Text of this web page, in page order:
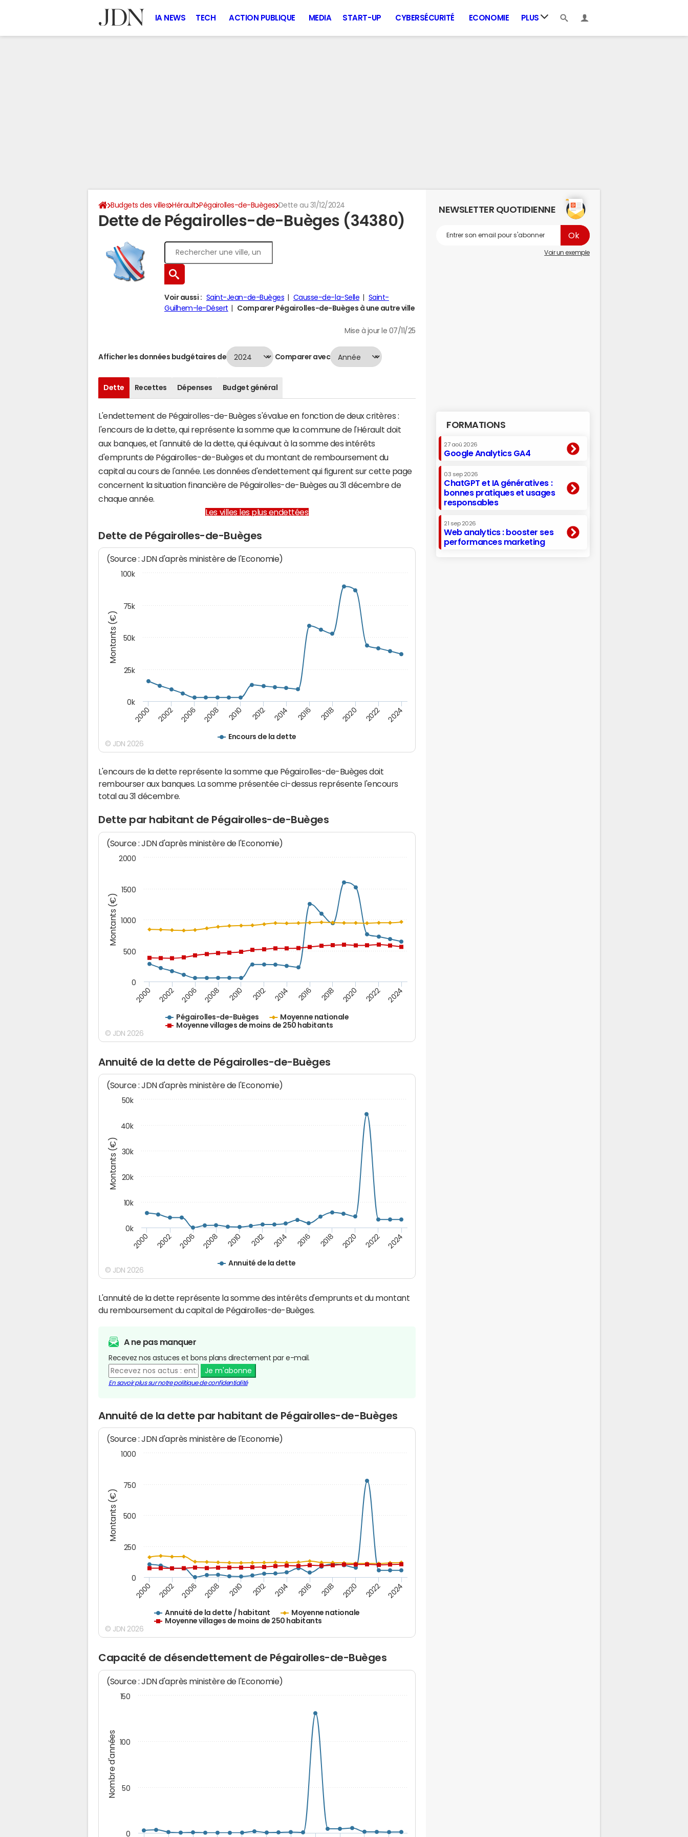
IA NEWS TECH ACTION PUBLIQUE MEDIA START-UP CYBERSÉCURITÉ ECONOMIE PLUS
Budgets des villes Hérault Pégairolles-de-Buèges Dette au 31/12/2024
Dette de Pégairolles-de-Buèges (34380)
Voir aussi : Saint-Jean-de-Buèges Causse-de-la-Selle
Saint-
Guilhem-le-Désert
Comparer Pégairolles-de-Buèges à une autre ville
Mise à jour le 07/11/25
Afficher les données budgétaires de Comparer avec
Dette Recettes Dépenses Budget général
L'endettement de Pégairolles-de-Buèges s'évalue en fonction de deux critères :
l'encours de la dette, qui représente la somme que la commune de l'Hérault doit
aux banques, et l'annuité de la dette, qui équivaut à la somme des intérêts
d'emprunts de Pégairolles-de-Buèges et du montant de remboursement du
capital au cours de l'année. Les données d'endettement qui figurent sur cette page
concernent la situation financière de Pégairolles-de-Buèges au 31 décembre de
chaque année.
Les villes les plus endettées
Dette de Pégairolles-de-Buèges
Montants (€)
(Source : JDN d'après ministère de l'Economie)
Encours de la dette
2000 2002 2006 2008 2010 2012 2014 2016 2018 2020 2022 2024
0k
25k
50k
75k
100k
© JDN 2026
L'encours de la dette représente la somme que Pégairolles-de-Buèges doit
rembourser aux banques. La somme présentée ci-dessus représente l'encours
total au 31 décembre.
Dette par habitant de Pégairolles-de-Buèges
Montants (€)
(Source : JDN d'après ministère de l'Economie)
Pégairolles-de-Buèges
Moyenne nationale
Moyenne villages de moins de 250 habitants
2000 2002 2006 2008 2010 2012 2014 2016 2018 2020 2022 2024
0
500
1000
1500
2000
© JDN 2026
Annuité de la dette de Pégairolles-de-Buèges
Montants (€)
(Source : JDN d'après ministère de l'Economie)
Annuité de la dette
2000 2002 2006 2008 2010 2012 2014 2016 2018 2020 2022 2024
0k
10k
20k
30k
40k
50k
© JDN 2026
L'annuité de la dette représente la somme des intérêts d'emprunts et du montant
du remboursement du capital de Pégairolles-de-Buèges.
A ne pas manquer
Recevez nos astuces et bons plans directement par e-mail.
Je m'abonne
En savoir plus sur notre politique de confidentialité
Annuité de la dette par habitant de Pégairolles-de-Buèges
Montants (€)
(Source : JDN d'après ministère de l'Economie)
Annuité de la dette / habitant
Moyenne nationale
Moyenne villages de moins de 250 habitants
2000 2002 2006 2008 2010 2012 2014 2016 2018 2020 2022 2024
0
1000
250
500
750
© JDN 2026
Capacité de désendettement de Pégairolles-de-Buèges
Nombre d'années
(Source : JDN d'après ministère de l'Economie)
0
50
100
150
NEWSLETTER QUOTIDIENNE
Voir un exemple
FORMATIONS
27 aoû 2026
Google Analytics GA4
03 sep 2026
ChatGPT et IA génératives :
bonnes pratiques et usages
responsables
21 sep 2026
Web analytics : booster ses
performances marketing